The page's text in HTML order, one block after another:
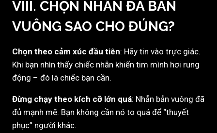
VIII. CHỌN NHẪN ĐÁ BẢN
VUÔNG SAO CHO ĐÚNG?
Chọn theo cảm xúc đầu tiên: Hãy tin vào trực giác.
Khi bạn nhìn thấy chiếc nhẫn khiến tim mình hơi rung
động – đó là chiếc bạn cần.
Đừng chạy theo kích cỡ lớn quá: Nhẫn bản vuông đã
đủ mạnh mẽ. Bạn không cần nó to quá để “thuyết
phục” người khác.